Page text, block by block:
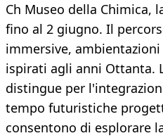
Ch Museo della Chimica,
fino al 2 giugno. Il
immersive,
ispirati agli anni Ottanta.
distingue per
tempo futuristiche
consentono di esplorare